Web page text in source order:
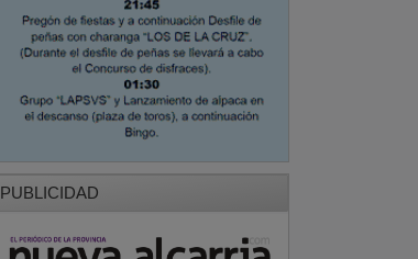
PUBLICIDAD